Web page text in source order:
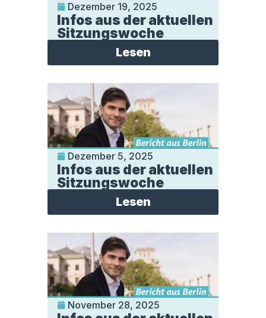
Dezember 19, 2025
Infos aus der aktuellen
Sitzungswoche
Lesen
Dezember 5, 2025
Infos aus der aktuellen
Sitzungswoche
Lesen
November 28, 2025